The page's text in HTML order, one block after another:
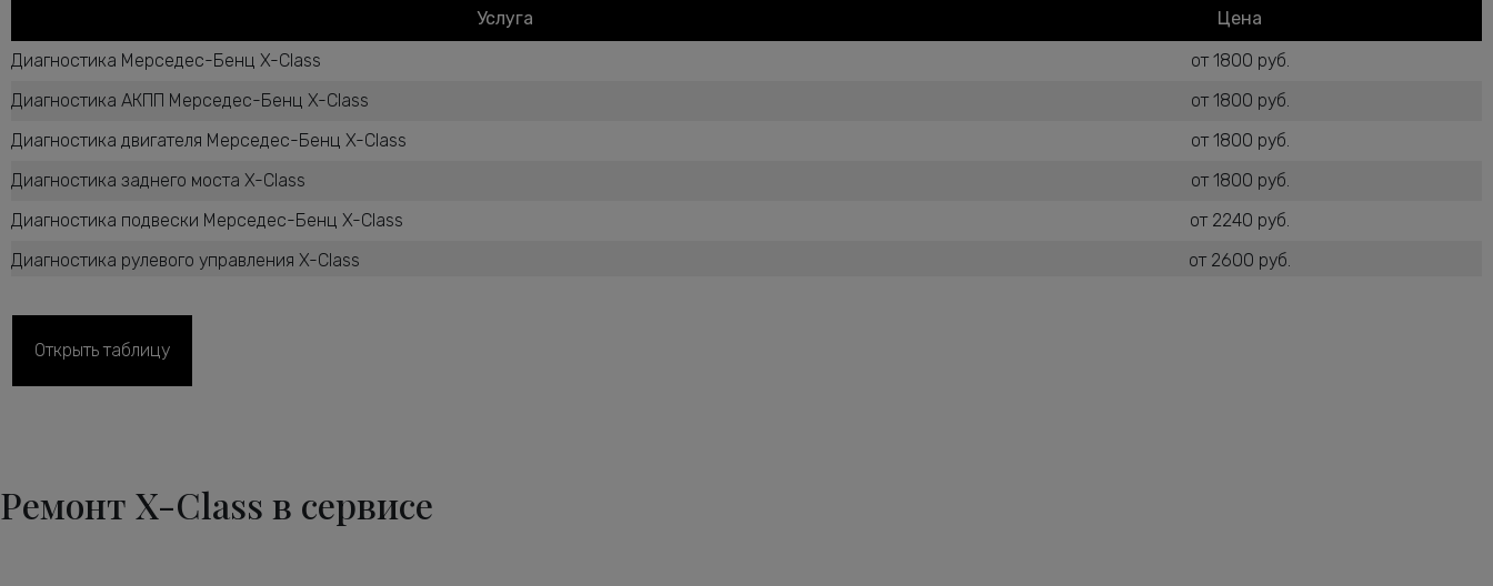
Услуга
Цена
Диагностика Мерседес-Бенц X-Class
от 1800 руб.
Диагностика АКПП Мерседес-Бенц X-Class
от 1800 руб.
Диагностика двигателя Мерседес-Бенц X-Class
от 1800 руб.
Диагностика заднего моста X-Class
от 1800 руб.
Диагностика подвески Мерседес-Бенц X-Class
от 2240 руб.
Диагностика рулевого управления X-Class
от 2600 руб.
Диагностика тормозной системы Мерседес-Бенц X-Class
Замена воздушного фильтра Мерседес-Бенц X-Class
Открыть таблицу
Ремонт X-Class в сервисе